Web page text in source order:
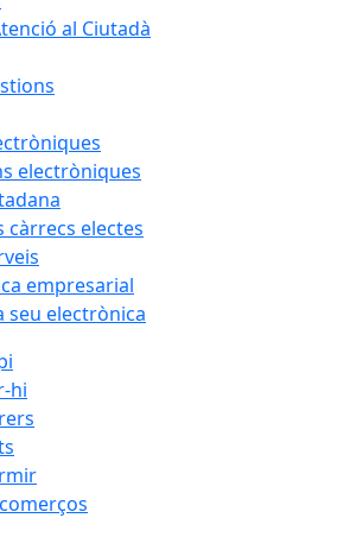
al Ciutadà
electròniques
càrrecs electes
empresarial
seu electrònica
hi